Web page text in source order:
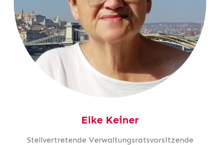
Elke Keiner
Stellvertretende Verwaltungsratsvorsitzende